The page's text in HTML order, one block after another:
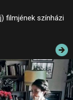
filmjének színházi